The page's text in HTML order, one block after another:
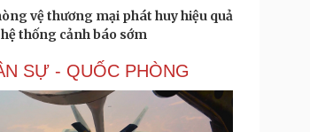
vệ thương mại phát huy hiệu quả
thống cảnh báo sớm
SỰ - QUỐC PHÒNG